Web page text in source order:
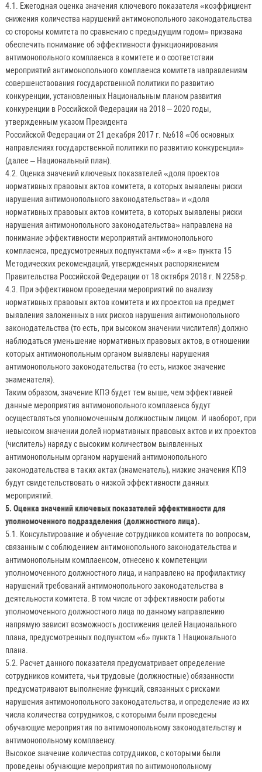
4.1. Ежегодная оценка значения ключевого показателя «коэффициент
снижения количества нарушений антимонопольного законодательства
со стороны комитета по сравнению с предыдущим годом» призвана
обеспечить понимание об эффективности функционирования
антимонопольного комплаенса в комитете и о соответствии
мероприятий антимонопольного комплаенса комитета направлениям
совершенствования государственной политики по развитию
конкуренции, установленных Национальным планом развития
конкуренции в Российской Федерации на 2018 – 2020 годы,
утвержденным указом Президента
Российской Федерации от 21 декабря 2017 г. №618 «Об основных
направлениях государственной политики по развитию конкуренции»
(далее – Национальный план).
4.2. Оценка значений ключевых показателей «доля проектов
нормативных правовых актов комитета, в которых выявлены риски
нарушения антимонопольного законодательства» и «доля
нормативных правовых актов комитета, в которых выявлены риски
нарушения антимонопольного законодательства» направлена на
понимание эффективности мероприятий антимонопольного
комплаенса, предусмотренных подпунктами «б» и «в» пункта 15
Методических рекомендаций, утвержденных распоряжением
Правительства Российской Федерации от 18 октября 2018 г. N 2258-р.
4.3. При эффективном проведении мероприятий по анализу
нормативных правовых актов комитета и их проектов на предмет
выявления заложенных в них рисков нарушения антимонопольного
законодательства (то есть, при высоком значении числителя) должно
наблюдаться уменьшение нормативных правовых актов, в отношении
которых антимонопольным органом выявлены нарушения
антимонопольного законодательства (то есть, низкое значение
знаменателя).
Таким образом, значение КПЭ будет тем выше, чем эффективней
данные мероприятия антимонопольного комплаенса будут
осуществляться уполномоченным должностным лицом. И наоборот, при
невысоком значении долей нормативных правовых актов и их проектов
(числитель) наряду с высоким количеством выявленных
антимонопольным органом нарушений антимонопольного
законодательства в таких актах (знаменатель), низкие значения КПЭ
будут свидетельствовать о низкой эффективности данных
мероприятий.
5. Оценка значений ключевых показателей эффективности для
уполномоченного подразделения (должностного лица).
5.1. Консультирование и обучение сотрудников комитета по вопросам,
связанным с соблюдением антимонопольного законодательства и
антимонопольным комплаенсом, отнесено к компетенции
уполномоченного должностного лица, и направлено на профилактику
нарушений требований антимонопольного законодательства в
деятельности комитета. В том числе от эффективности работы
уполномоченного должностного лица по данному направлению
напрямую зависит возможность достижения целей Национального
плана, предусмотренных подпунктом «б» пункта 1 Национального
плана.
5.2. Расчет данного показателя предусматривает определение
сотрудников комитета, чьи трудовые (должностные) обязанности
предусматривают выполнение функций, связанных с рисками
нарушения антимонопольного законодательства, и определение из их
числа количества сотрудников, с которыми были проведены
обучающие мероприятия по антимонопольному законодательству и
антимонопольному комплаенсу.
Высокое значение количества сотрудников, с которыми были
проведены обучающие мероприятия по антимонопольному